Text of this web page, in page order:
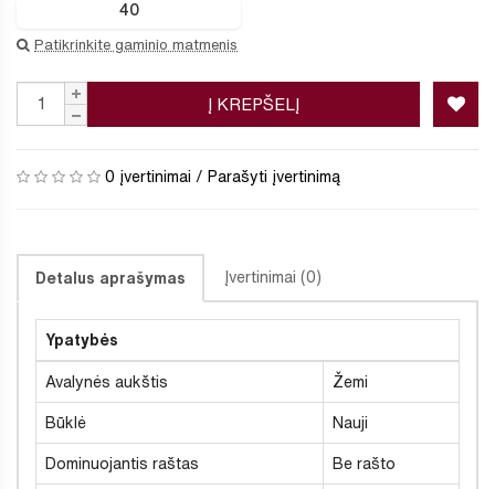
40
Patikrinkite gaminio matmenis
Į KREPŠELĮ
0 įvertinimai / Parašyti įvertinimą
Detalus aprašymas Įvertinimai (0)
Ypatybės
Avalynės aukštis Žemi
Būklė Nauji
Dominuojantis raštas Be rašto